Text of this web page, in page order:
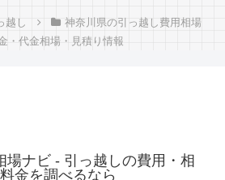
越し
神奈川県の引っ越し費用相場
・代金相場・見積り情報